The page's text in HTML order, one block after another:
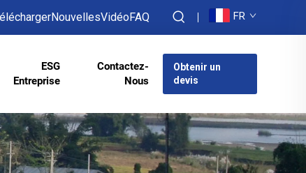
NouvellesVidéoFAQ FR
ESG
Entreprise
Contactez-
Nous
Obtenir un
devis